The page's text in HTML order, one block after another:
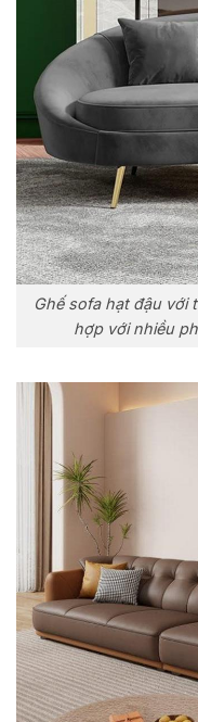
Ghế sofa hạt đậu với
hợp với nhiều